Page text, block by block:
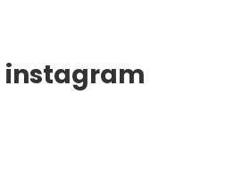
instagram